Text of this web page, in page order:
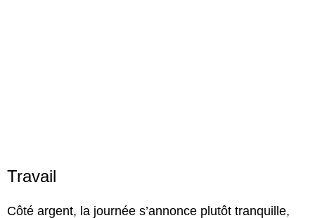
Travail
Côté argent, la journée s’annonce plutôt tranquille,